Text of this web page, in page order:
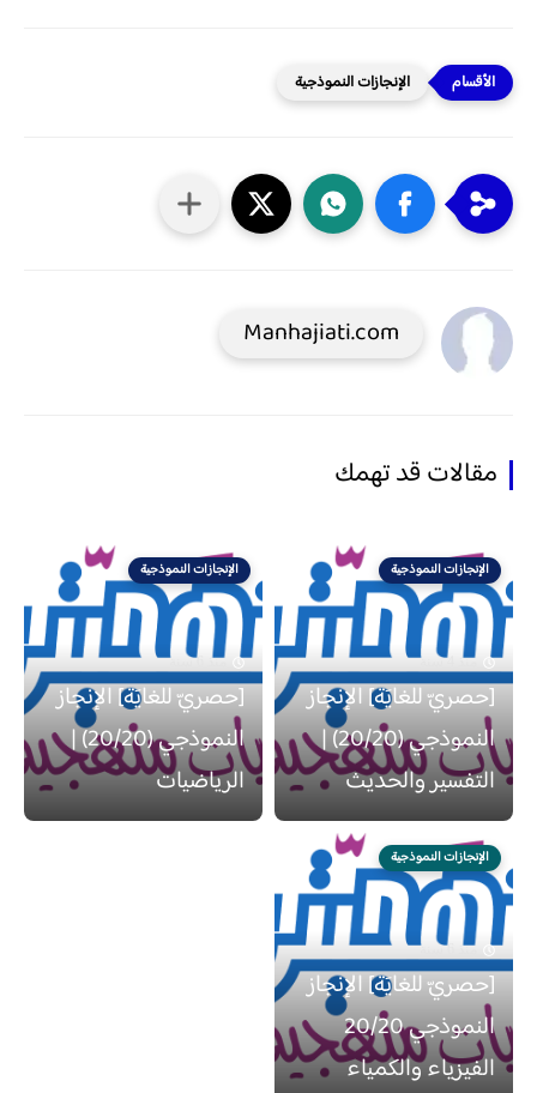
الإنجازات النموذجية
Manhajiati.com
مقالات قد تهمك
الإنجازات النموذجية
منذ 4 سنة
[حصريّ للغايَة] الإنجاز
النموذجي (20/20) |
التفسير والحديث
الإنجازات النموذجية
منذ 6 سنة
[حصريّ للغايَة] الإنجاز
النموذجي (20/20) |
الرياضيات
الإنجازات النموذجية
منذ 6 سنة
[حصريّ للغايَة] الإنجاز
النموذجي 20/20
الفيزياء والكمياء